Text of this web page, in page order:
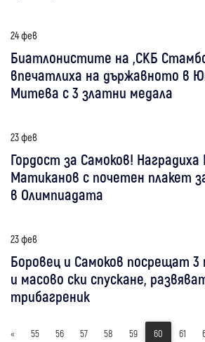
24 фев
Биатлонистите на „СКБ
впечатлиха на държавното в
Митева с 3 златни медала
23 фев
Гордост за Самоков!
Матиканов с почетен плакет
в Олимпиадата
23 фев
Боровец и Самоков посрещат
и масово ски спускане,
трибагреник
« 55 56 57 58 59 60 61